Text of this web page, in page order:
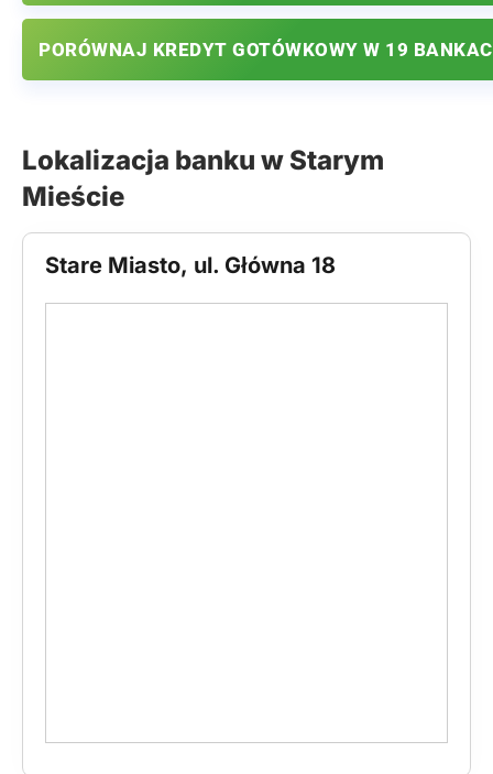
PORÓWNAJ KREDYT GOTÓWKOWY W 19
Lokalizacja banku w Starym
Mieście
Stare Miasto, ul. Główna 18